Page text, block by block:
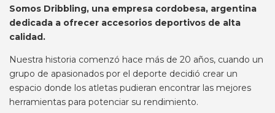
Somos Dribbling, una empresa cordobesa, argentina
dedicada a ofrecer accesorios deportivos de alta
calidad.
Nuestra historia comenzó hace más de 20 años, cuando un
grupo de apasionados por el deporte decidió crear un
espacio donde los atletas pudieran encontrar las mejores
herramientas para potenciar su rendimiento.